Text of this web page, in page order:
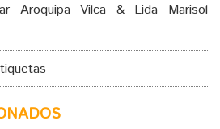
Aroquipa Vilca & Lida Marisol